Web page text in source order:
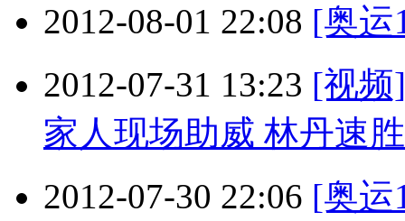
2012-08-01 22:08 [奥运
2012-07-31 13:23 [视频
家人现场助威 林丹速
2012-07-30 22:06 [奥运